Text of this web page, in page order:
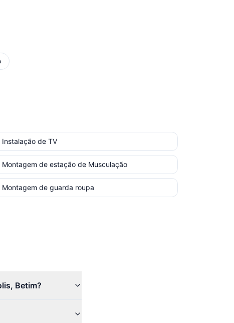
Instalação de TV
Montagem de estação de Musculação
Montagem de guarda roupa
Betim?